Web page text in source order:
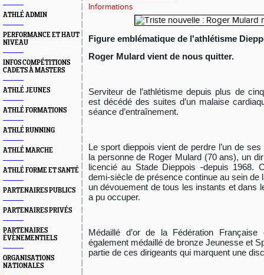
ATHLÉ ADMIN
PERFORMANCE ET HAUT
NIVEAU
INFOS COMPÉTITIONS
CADETS À MASTERS
ATHLÉ JEUNES
ATHLÉ FORMATIONS
ATHLÉ RUNNING
ATHLÉ MARCHE
ATHLÉ FORME ET SANTÉ
PARTENAIRES PUBLICS
PARTENAIRES PRIVÉS
PARTENAIRES
ÉVÈNEMENTIELS
ORGANISATIONS
NATIONALES
Informations
Figure emblématique de l'athlétisme
Roger Mulard vient de nous quitter.
Serviteur de l’athlétisme depuis plus de
est décédé des suites d’un malaise
séance d’entraînement.
Le sport dieppois vient de perdre l’un de
la personne de Roger Mulard (70 ans), un
licencié au Stade Dieppois-depuis 1968.
demi-siècle de présence continue au sein
un dévouement de tous les instants et dans
a pu occuper.
Médaillé d’or de la Fédération Française
également médaillé de bronze Jeunesse et
partie de ces dirigeants qui marquent une